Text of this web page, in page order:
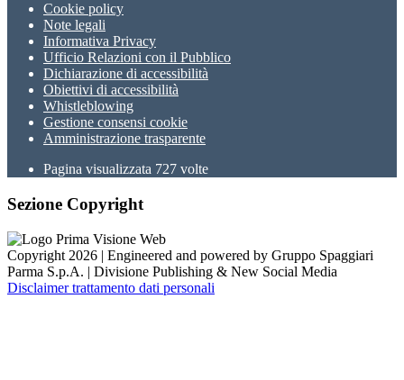
Cookie policy
Note legali
Informativa Privacy
Ufficio Relazioni con il Pubblico
Dichiarazione di accessibilità
Obiettivi di accessibilità
Whistleblowing
Gestione consensi cookie
Amministrazione trasparente
Pagina visualizzata 727 volte
Sezione Copyright
Copyright 2026 | Engineered and powered by Gruppo Spaggiari
Parma S.p.A. | Divisione Publishing & New Social Media
Disclaimer trattamento dati personali